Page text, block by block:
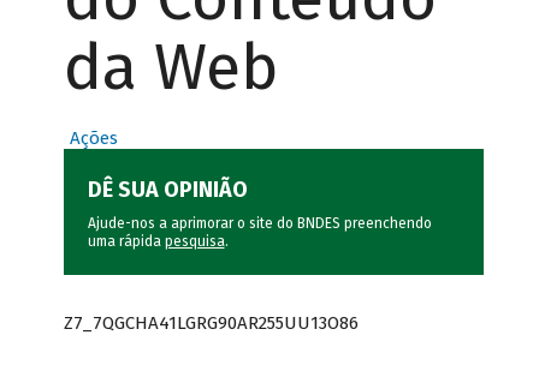
da Web
Ações
DÊ SUA OPINIÃO
Ajude-nos a aprimorar o site do BNDES preenchendo
uma rápida pesquisa.
Z7_7QGCHA41LGRG90AR255UU13O86